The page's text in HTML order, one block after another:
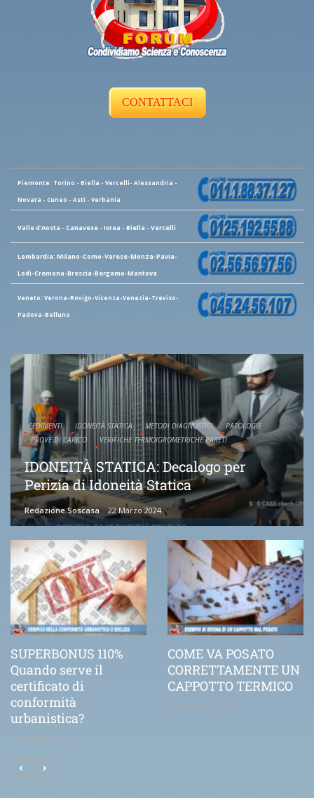
CONTATTACI
Piemonte: Torino - Biella - Vercelli- Alessandria -
Novara - Cuneo - Asti - Verbania
Valle d'Aosta - Canavese - Ivrea - Biella - Vercelli
Lombardia: Milano-Como-Varese-Monza-Pavia-
Lodi-Cremona-Brescia-Bergamo-Mantova
Veneto: Verona-Rovigo-Vicenza-Venezia-Treviso-
Padova-Belluno
CEDIMENTI IDONEITÀ STATICA METODI DIAGNOSTICI
PATOLOGIE
PROVE DI CARICO
VERIFICHE TERMOIGROMETRICHE PARETI
IDONEITÀ STATICA: Decalogo per
Perizia di Idoneità Statica
Redazione Soscasa 22 Marzo 2024
SUPERBONUS 110%
Quando serve il
certificato di
conformità
urbanistica?
25 Febbraio 2021
COME VA POSATO
CORRETTAMENTE UN
CAPPOTTO TERMICO
21 Novembre 2020